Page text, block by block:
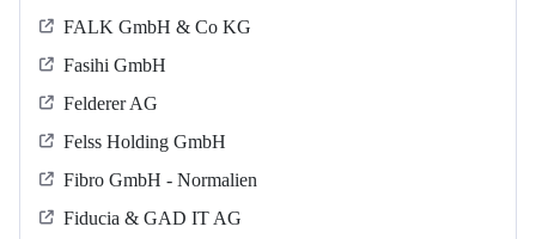
FALK GmbH & Co KG
Fasihi GmbH
Felderer AG
Felss Holding GmbH
Fibro GmbH - Normalien
Fiducia & GAD IT AG